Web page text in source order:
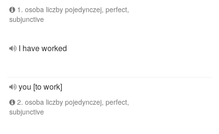
1. osoba liczby pojedynczej, perfect,
subjunctive
I have worked
you [to work]
2. osoba liczby pojedynczej, perfect,
subjunctive